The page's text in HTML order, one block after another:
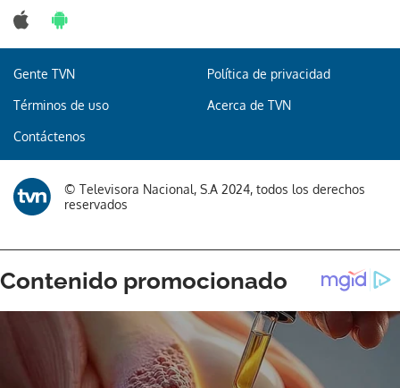
Gracias por suscribirte a nuestro boletín.
Gente TVN Política de privacidad
Términos de uso Acerca de TVN
Contáctenos
© Televisora Nacional, S.A 2024, todos los derechos
reservados